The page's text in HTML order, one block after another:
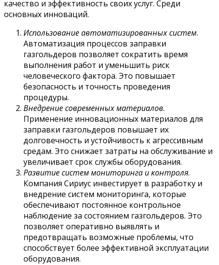
качество и эффективность своих услуг. Среди
основных инноваций.
Использование автоматизированных систем.
Автоматизация процессов заправки
газгольдеров позволяет сократить время
выполнения работ и уменьшить риск
человеческого фактора. Это повышает
безопасность и точность проведения
процедуры.
Внедрение современных материалов.
Применение инновационных материалов для
заправки газгольдеров повышает их
долговечность и устойчивость к агрессивным
средам. Это снижает затраты на обслуживание и
увеличивает срок службы оборудования.
Развитие систем мониторинга и контроля.
Компания Сириус инвестирует в разработку и
внедрение систем мониторинга, которые
обеспечивают постоянное контрольное
наблюдение за состоянием газгольдеров. Это
позволяет оперативно выявлять и
предотвращать возможные проблемы, что
способствует более эффективной эксплуатации
оборудования.